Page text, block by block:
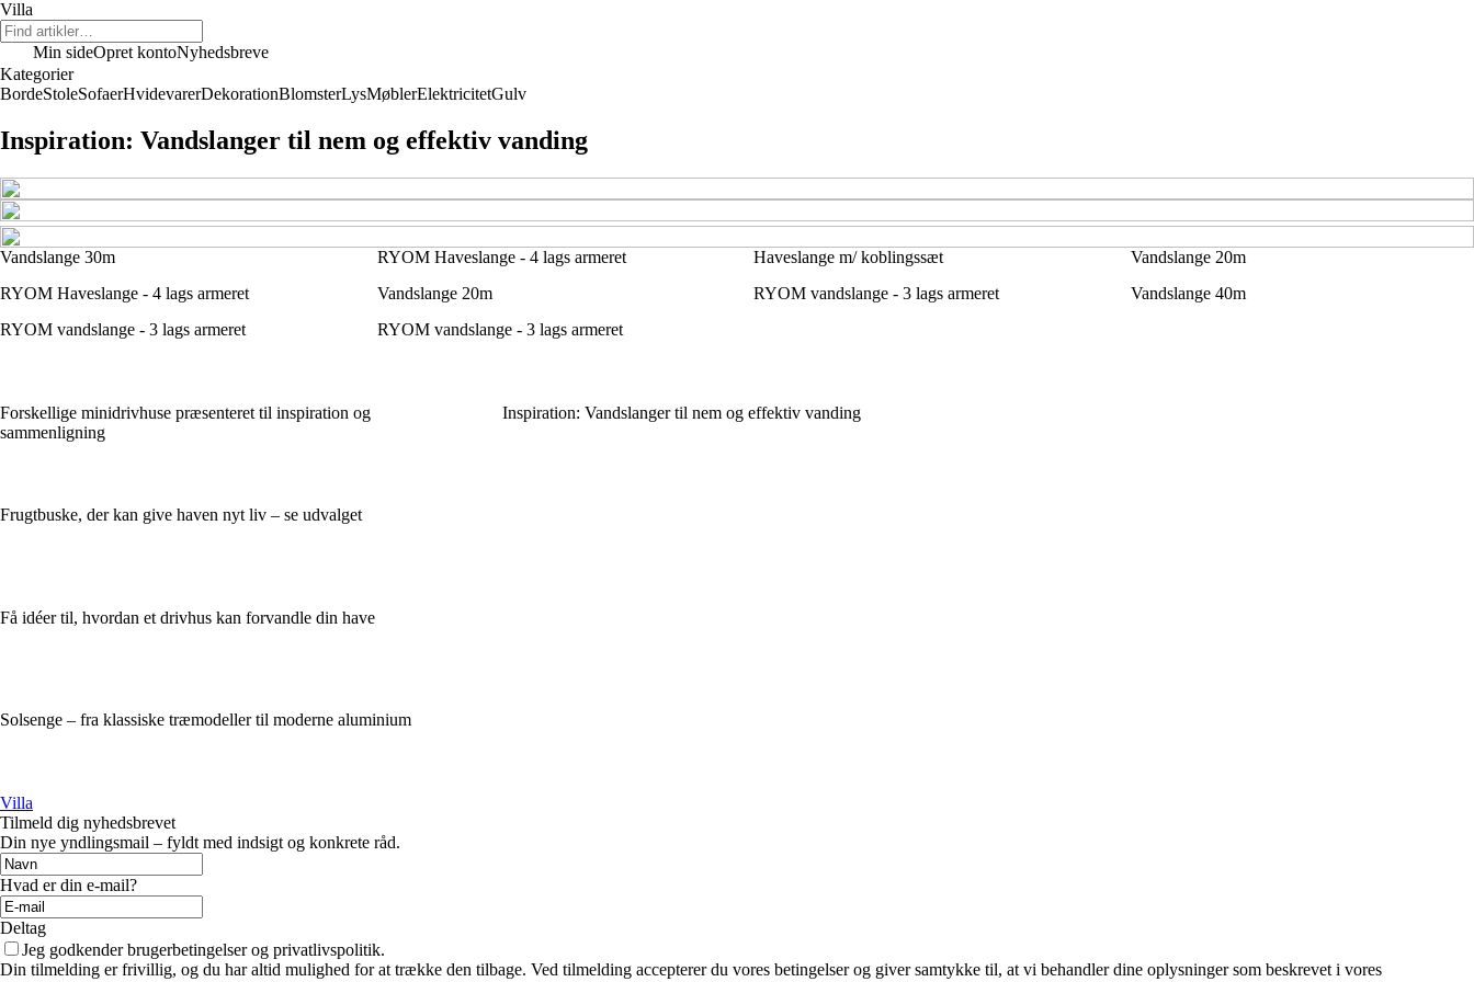
Villa
Min sideOpret kontoNyhedsbreve
Kategorier
BordeStoleSofaerHvidevarerDekorationBlomsterLysMøblerElektricitetGulv
Inspiration: Vandslanger til nem og effektiv vanding
Vandslange 30m RYOM Haveslange - 4 lags armeret Haveslange m/ koblingssæt
Vandslange 20m
RYOM Haveslange - 4 lags armeret
Vandslange 20m RYOM vandslange - 3 lags armeret
Vandslange 40m
RYOM vandslange - 3 lags armeret
RYOM vandslange - 3 lags armeret
Forskellige minidrivhuse præsenteret til inspiration og
sammenligning
Frugtbuske, der kan give haven nyt liv – se udvalget
Få idéer til, hvordan et drivhus kan forvandle din have
Solsenge – fra klassiske træmodeller til moderne aluminium
Inspiration: Vandslanger til nem og effektiv vanding
Villa
Tilmeld dig nyhedsbrevet
Din nye yndlingsmail – fyldt med indsigt og konkrete råd.
Hvad er din e-mail?
Deltag
Jeg godkender brugerbetingelser og privatlivspolitik.
Din tilmelding er frivillig, og du har altid mulighed for at trække den tilbage. Ved tilmelding accepterer du vores betingelser og giver samtykke til, at vi behandler dine oplysninger som beskrevet i vores